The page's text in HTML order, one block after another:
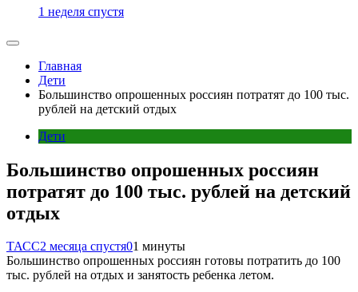
1 неделя спустя
Главная
Дети
Большинство опрошенных россиян потратят до 100 тыс.
рублей на детский отдых
Дети
Большинство опрошенных россиян
потратят до 100 тыс. рублей на детский
отдых
ТАСС2 месяца спустя01 минуты
Большинство опрошенных россиян готовы потратить до 100
тыс. рублей на отдых и занятость ребенка летом.